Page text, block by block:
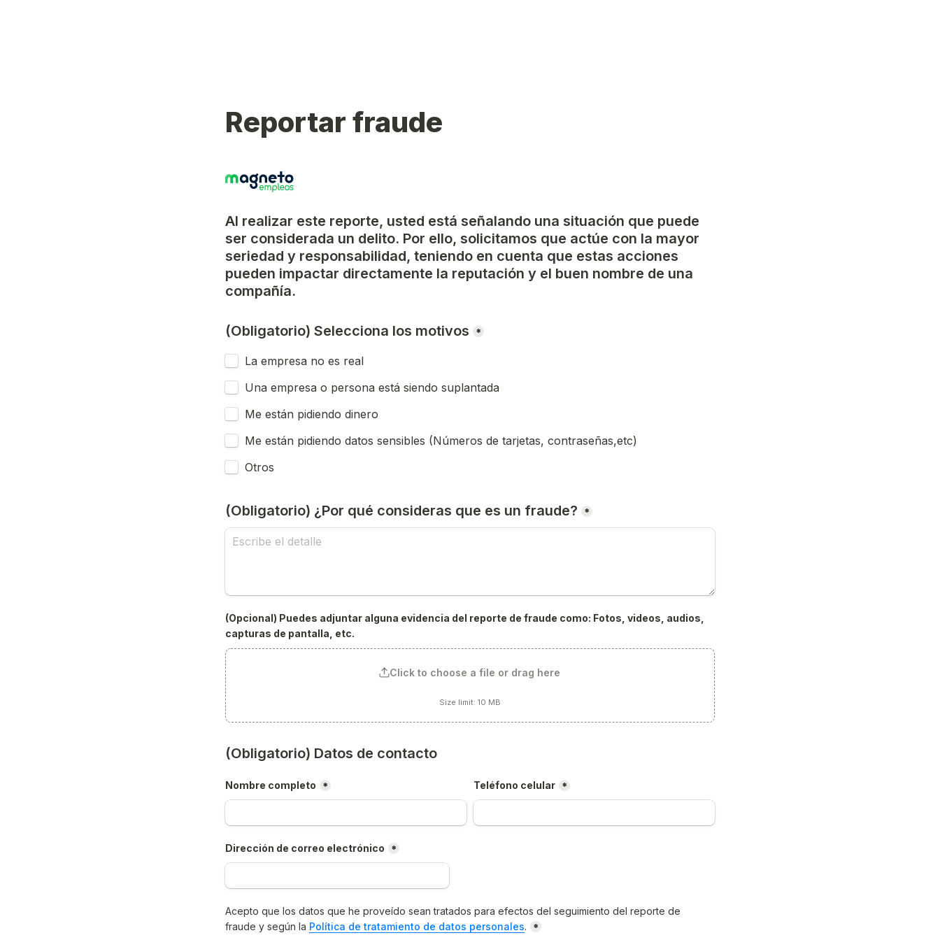
Reportar fraude
Al realizar este reporte, usted está señalando una situación que puede
ser considerada un delito. Por ello, solicitamos que actúe con la mayor
seriedad y responsabilidad, teniendo en cuenta que estas acciones
pueden impactar directamente la reputación y el buen nombre de una
compañía.
(Obligatorio) Selecciona los motivos *
La empresa no es real
Una empresa o persona está siendo suplantada
Me están pidiendo dinero
Me están pidiendo datos sensibles (Números de tarjetas, contraseñas,etc)
Otros
(Obligatorio) ¿Por qué consideras que es un fraude? *
(Opcional) Puedes adjuntar alguna evidencia del reporte de fraude como: Fotos, videos, audios,
capturas de pantalla, etc.
Click to choose a file or drag here
Size limit: 10 MB
(Obligatorio) Datos de contacto
Nombre completo * Teléfono celular *
Dirección de correo electrónico *
Acepto que los datos que he proveído sean tratados para efectos del seguimiento del reporte de
fraude y según la Política de tratamiento de datos personales. *